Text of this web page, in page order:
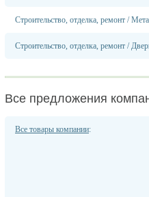
Строительство, отделка, ремонт /
Строительство, отделка, ремонт /
Все предложения
Все товары компании: